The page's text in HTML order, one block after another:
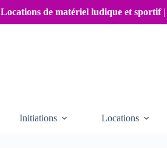
Locations de matériel ludique et sportif|
Initiations Locations